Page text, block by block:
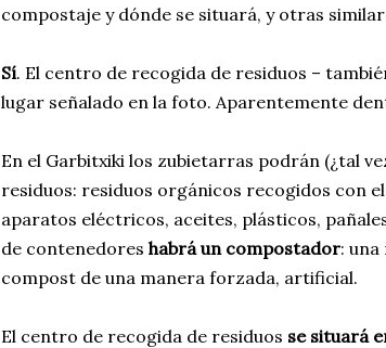
compostaje y dónde se situará, y otras
Sí. El centro de recogida de residuos –
lugar señalado en la foto. Aparentemente
En el Garbitxiki los zubietarras podrán (¿tal
residuos: residuos orgánicos recogidos con
aparatos eléctricos, aceites, plásticos,
de contenedores habrá un compostador:
compost de una manera forzada, artificial.
El centro de recogida de residuos se situará